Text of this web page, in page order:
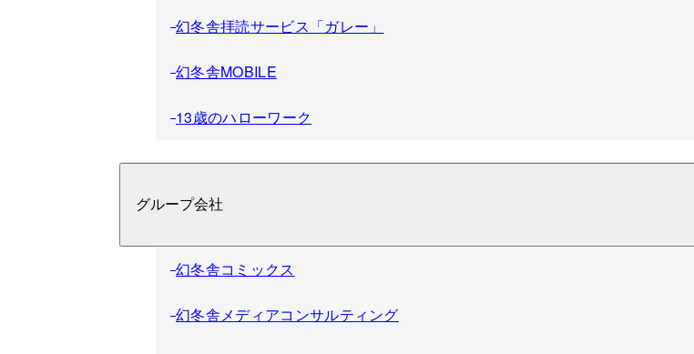
幻冬舎拝読サービス「ガレー」
幻冬舎MOBILE
13歳のハローワーク
グループ会社
幻冬舎コミックス
幻冬舎メディアコンサルティング